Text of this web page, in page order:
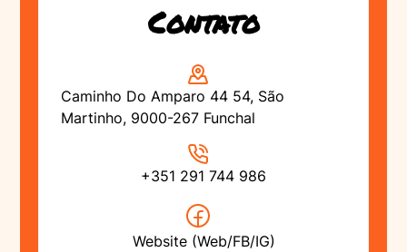
Contato
Caminho Do Amparo 44 54, São
Martinho, 9000-267 Funchal
+351 291 744 986
Website (Web/FB/IG)